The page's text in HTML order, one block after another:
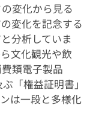
変化から見る
変化を記念する
分析していま
文化観光や飲
類電子製品
「権益証明書」
は一段と多様化